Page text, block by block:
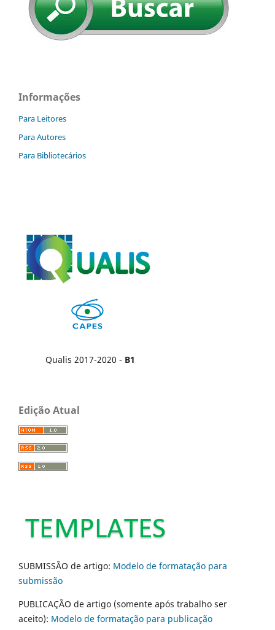
Informações
Para Leitores
Para Autores
Para Bibliotecários
Qualis 2017-2020 - B1
Edição Atual
SUBMISSÃO de artigo: Modelo de formatação para
submissão
PUBLICAÇÃO de artigo (somente após trabalho ser
aceito): Modelo de formatação para publicação